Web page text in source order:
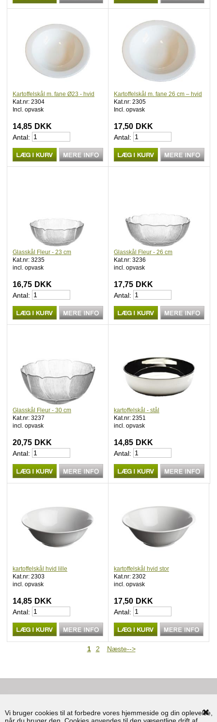
Vi bruger cookies til at forbedre vores hjemmeside og din oplevelse,
Kartoffelskål m. fane Ø23 - hvid
Kat.nr: 2304
Incl. opvask
14,85 DKK
Antal:
Kartoffelskål m. fane 26 cm – hvid
Kat.nr: 2305
Incl. opvask
17,50 DKK
Antal:
Glasskål Fleur - 23 cm
Kat.nr: 3235
incl. opvask
16,75 DKK
Antal:
Glasskål Fleur - 26 cm
Kat.nr: 3236
incl. opvask
17,75 DKK
Antal:
Glasskål Fleur - 30 cm
Kat.nr: 3237
incl. opvask
20,75 DKK
Antal:
kartoffelskål - stål
Kat.nr: 2351
incl. opvask
14,85 DKK
Antal:
kartoffelskål hvid lille
Kat.nr: 2303
incl. opvask
14,85 DKK
Antal:
kartoffelskål hvid stor
Kat.nr: 2302
incl. opvask
17,50 DKK
Antal:
1 2 Næste-->
BRUG FOR HJÆLP